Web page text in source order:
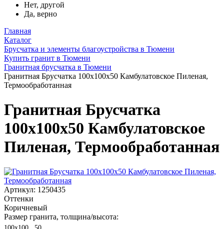
Нет, другой
Да, верно
Главная
Каталог
Брусчатка и элементы благоустройства в Тюмени
Купить гранит в Тюмени
Гранитная брусчатка в Тюмени
Гранитная Брусчатка 100х100x50 Камбулатовское Пиленая,
Термообработанная
Гранитная Брусчатка
100х100x50 Камбулатовское
Пиленая, Термообработанная
Артикул: 1250435
Оттенки
Коричневый
Размер гранита, толщина/высота: